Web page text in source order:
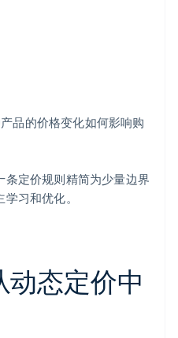
品的价格变化如何影响购
定价规则精简为少量边界
习和优化。
态定价中